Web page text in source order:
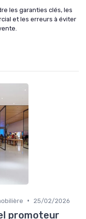
les garanties clés, les
et les erreurs à éviter
• 25/02/2026
promoteur